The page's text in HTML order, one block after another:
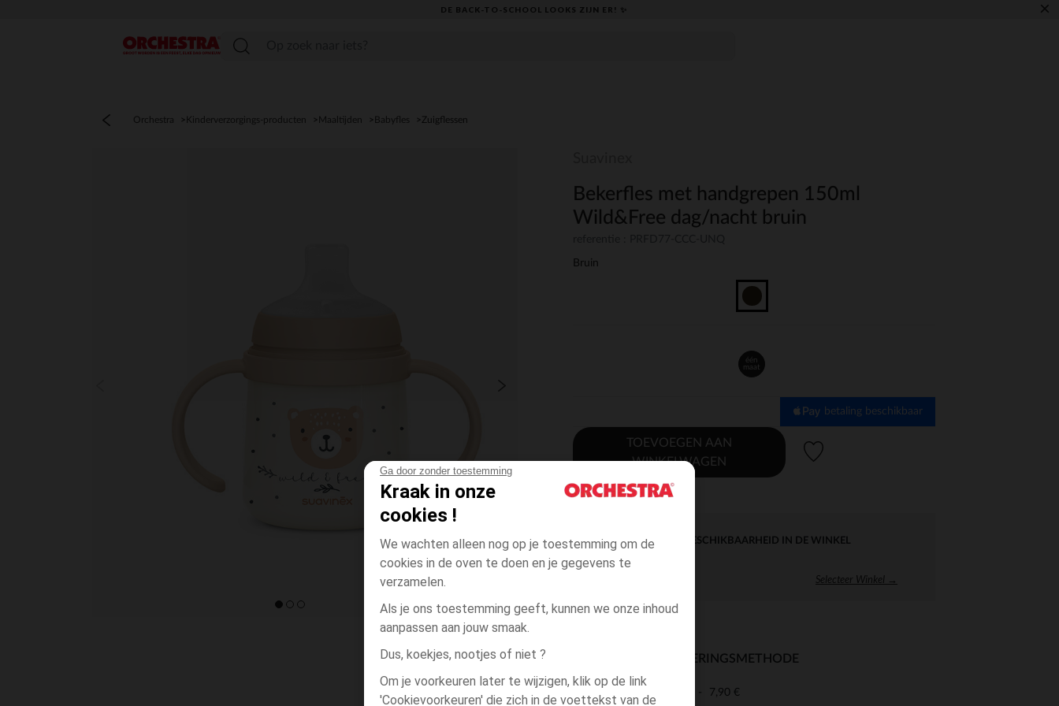
Ga door zonder toestemming
Kraak in onze
cookies !
We wachten alleen nog op je toestemming om de
cookies in de oven te doen en je gegevens te
verzamelen.
Als je ons toestemming geeft, kunnen we onze inhoud
aanpassen aan jouw smaak.
Dus, koekjes, nootjes of niet ?
Om je voorkeuren later te wijzigen, klik op de link
'Cookievoorkeuren' die zich in de voettekst van de
DE BACK-TO-SCHOOL LOOKS ZIJN ER! ✨ ×
menu
Orchestra Kinderverzorgings-producten Maaltijden Babyfles Zuigflessen
Bekerfles met handgrepen 150ml
Wild&Free dag/nacht bruin
Bruin
één
maat
betaling beschikbaar
TOEVOEGEN AAN
WINKELWAGEN
DIRECTE BESCHIKBAARHEID IN DE WINKEL
Selecteer Winkel →
BESCHIKBAARE LEVERINGSMETHODE
levering aan huis 7,90 €